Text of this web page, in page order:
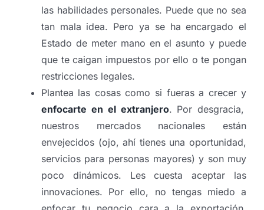
las habilidades personales. Puede que no sea
tan mala idea. Pero ya se ha encargado el
Estado de meter mano en el asunto y puede
que te caigan impuestos por ello o te pongan
restricciones legales.
Plantea las cosas como si fueras a crecer y
enfocarte en el extranjero. Por desgracia,
nuestros mercados nacionales están
envejecidos (ojo, ahí tienes una oportunidad,
servicios para personas mayores) y son muy
poco dinámicos. Les cuesta aceptar las
innovaciones. Por ello, no tengas miedo a